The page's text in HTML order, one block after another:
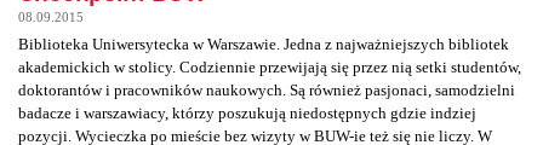
08.09.2015
Biblioteka Uniwersytecka w Warszawie. Jedna z najważniejszych bibliotek
akademickich w stolicy. Codziennie przewijają się przez nią setki studentów,
doktorantów i pracowników naukowych. Są również pasjonaci, samodzielni
badacze i warszawiacy, którzy poszukują niedostępnych gdzie indziej
pozycji. Wycieczka po mieście bez wizyty w BUW-ie też się nie liczy. W